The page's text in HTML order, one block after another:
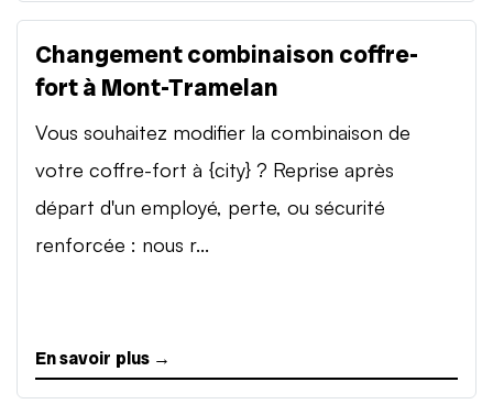
Changement combinaison coffre-
fort à Mont-Tramelan
Vous souhaitez modifier la combinaison de
votre coffre-fort à {city} ? Reprise après
départ d'un employé, perte, ou sécurité
renforcée : nous r...
En savoir plus →